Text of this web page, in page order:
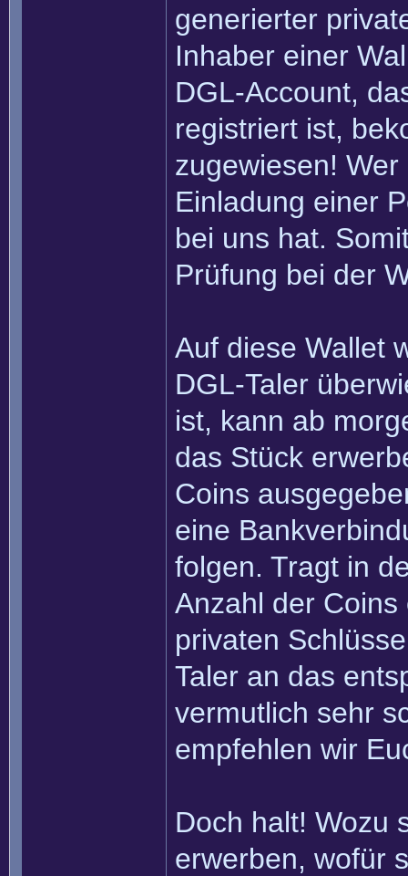
generierter
Inhaber einer
DGL-Account,
registriert ist,
zugewiesen!
Einladung einer
bei uns hat.
Prüfung bei der
Auf diese Wallet
DGL-Taler
ist, kann ab
das Stück
Coins
eine
folgen. Tragt in
Anzahl der
privaten
Taler an das
vermutlich sehr
empfehlen wir
Doch halt! Wozu
erwerben, wofür